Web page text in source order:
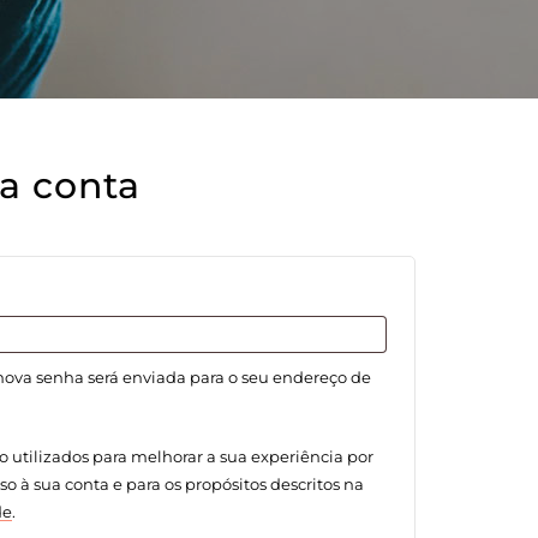
conta
senha será enviada para o seu endereço de
utilizados para melhorar a sua experiência por
à sua conta e para os propósitos descritos na
.